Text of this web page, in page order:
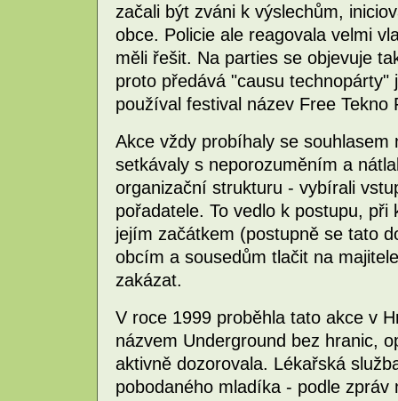
začali být zváni k výslechům,
obce. Policie ale reagovala velmi
měli řešit. Na parties se objevuje
proto předává "causu
používal festival název Free Tekno
Akce vždy probíhaly se
setkávaly s neporozuměním a
organizační strukturu - vybírali
pořadatele. To vedlo k postupu,
jejím začátkem (postupně se tato
obcím a sousedům tlačit na
zakázat.
V roce 1999 proběhla tato akce v
názvem Underground bez hranic,
aktivně dozorovala. Lékařská
pobodaného mladíka - podle